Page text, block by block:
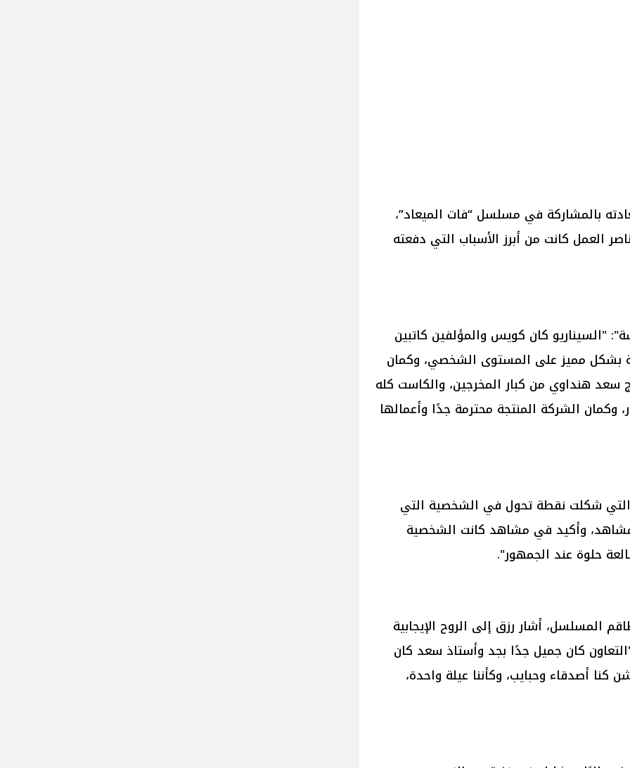
بالمشاركة في مسلسل “فات الميعاد”،
العمل كانت من أبرز الأسباب التي دفعته
"السيناريو كان كويس والمؤلفين كاتبين
بشكل مميز على المستوى الشخصي، وكمان
هنداوي من كبار المخرجين، والكاست كله
وكمان الشركة المنتجة محترمة جدًا وأعمالها
شكلت نقطة تحول في الشخصية التي
وأكيد في مشاهد كانت الشخصية
حلوة عند الجمهور".
المسلسل، أشار رزق إلى الروح الإيجابية
كان جميل جدًا بجد وأستاذ سعد كان
أصدقاء وحبايب، وكأننا عيلة واحدة،